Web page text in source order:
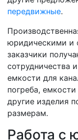
передвижные.
юридическими и
заказчики
сотрудничества
емкости для
погреба,
другие изделия
размерам.
Работа с